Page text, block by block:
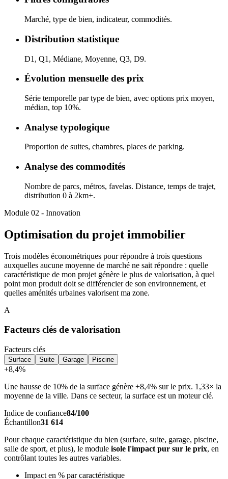
Marché, type de bien, indicateur, commodités.
Distribution statistique
D1, Q1, Médiane, Moyenne, Q3, D9.
Évolution mensuelle des prix
Série temporelle par type de bien, avec options prix moyen,
médian, top 10%.
Analyse typologique
Proportion de suites, chambres, places de parking.
Analyse des commodités
Nombre de parcs, métros, favelas. Distance, temps de trajet,
distribution 0 à 2km+.
Module 02 - Innovation
Optimisation du projet immobilier
Trois modèles économétriques pour répondre à trois questions
auxquelles aucune moyenne de marché ne sait répondre : quelle
caractéristique de mon projet génère le plus de valorisation, à quel
point mon produit doit se différencier de son environnement, et
quelles aménités urbaines valorisent ma zone.
A
Facteurs clés de valorisation
Facteurs clés
Surface Suite Garage Piscine
+8,4%
Une hausse de 10% de la surface génère +8,4% sur le prix. 1,33× la
moyenne de la ville. Dans ce secteur, la surface est un moteur clé.
Indice de confiance84/100
Échantillon31 614
Pour chaque caractéristique du bien (surface, suite, garage, piscine,
salle de sport, et plus), le module isole l'impact pur sur le prix, en
contrôlant toutes les autres variables.
Impact en % par caractéristique